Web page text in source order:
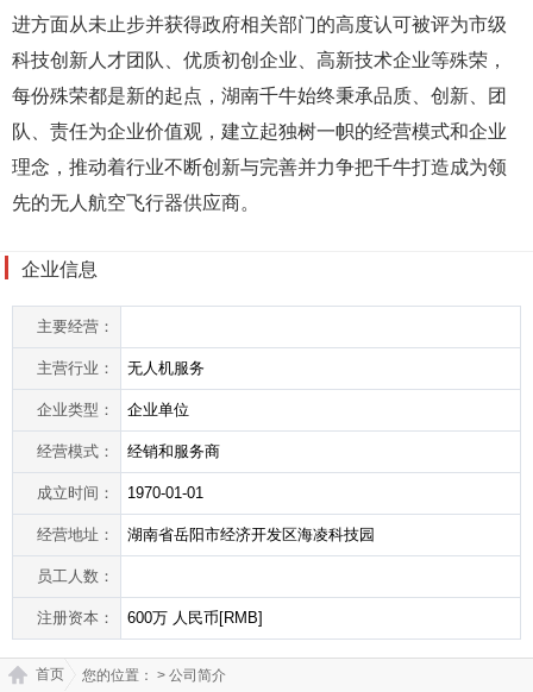
进方面从未止步并获得政府相关部门的高度认可被评为市级
科技创新人才团队、优质初创企业、高新技术企业等殊荣，
每份殊荣都是新的起点，湖南千牛始终秉承品质、创新、团
队、责任为企业价值观，建立起独树一帜的经营模式和企业
理念，推动着行业不断创新与完善并力争把千牛打造成为领
先的无人航空飞行器供应商。
企业信息
主要经营：
主营行业： 无人机服务
企业类型： 企业单位
经营模式： 经销和服务商
成立时间： 1970-01-01
经营地址： 湖南省岳阳市经济开发区海凌科技园
员工人数：
注册资本： 600万 人民币[RMB]
您的位置：
首页 > 公司简介